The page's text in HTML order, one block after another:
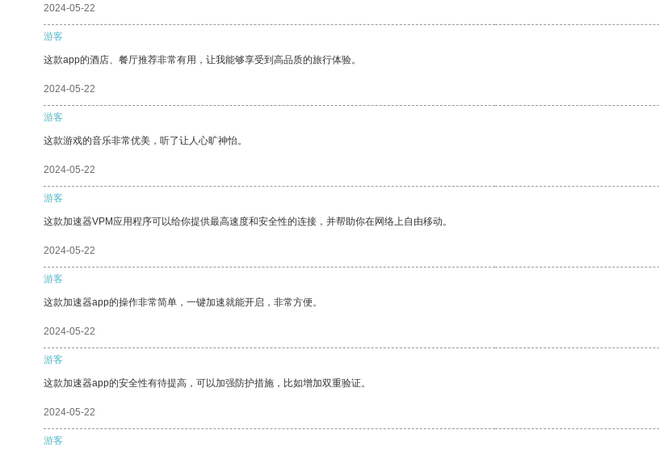
2024-05-22
游客
这款app的酒店、餐厅推荐非常有用，让我能够享受到高品质的旅行体验。
2024-05-22
游客
这款游戏的音乐非常优美，听了让人心旷神怡。
2024-05-22
游客
这款加速器VPM应用程序可以给你提供最高速度和安全性的连接，并帮助你在网络上自由移动。
2024-05-22
游客
这款加速器app的操作非常简单，一键加速就能开启，非常方便。
2024-05-22
游客
这款加速器app的安全性有待提高，可以加强防护措施，比如增加双重验证。
2024-05-22
游客